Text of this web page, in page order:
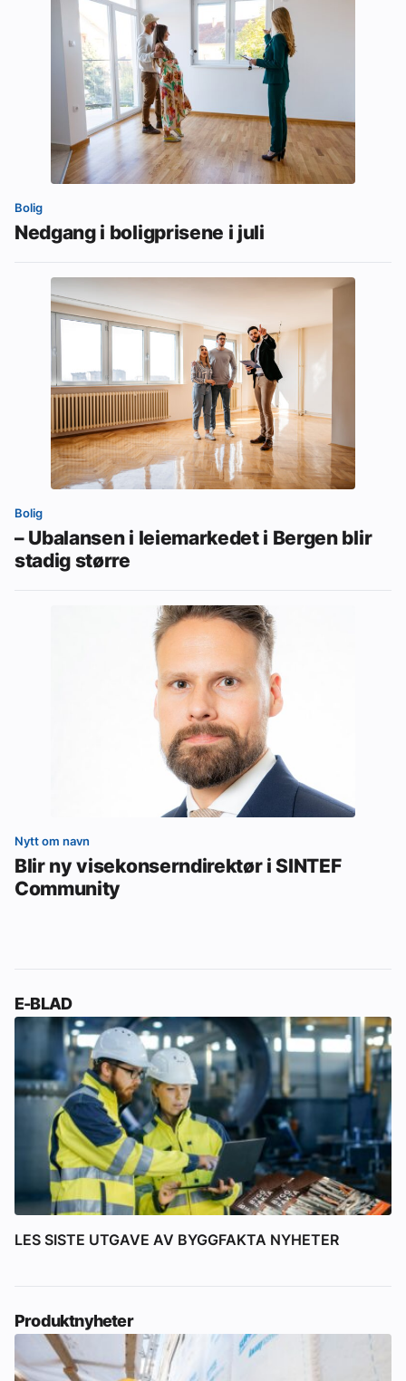
Bolig
Nedgang i boligprisene i juli
Bolig
– Ubalansen i leiemarkedet i Bergen blir
stadig større
Nytt om navn
Blir ny visekonserndirektør i SINTEF
Community
E-BLAD
LES SISTE UTGAVE AV BYGGFAKTA NYHETER
Produktnyheter